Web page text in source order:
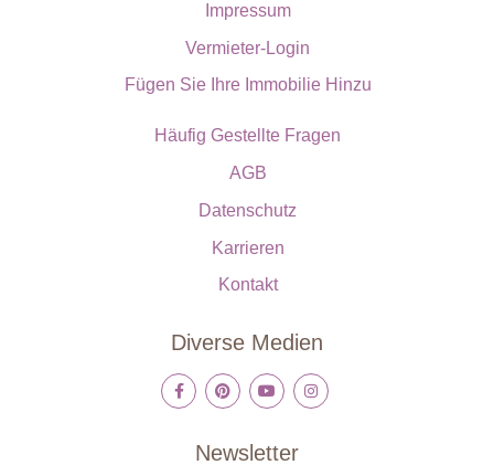
Impressum
Vermieter-Login
Fügen Sie Ihre Immobilie Hinzu
Häufig Gestellte Fragen
AGB
Datenschutz
Karrieren
Kontakt
Diverse Medien
Newsletter